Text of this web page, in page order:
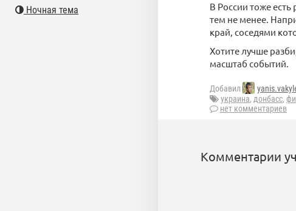
В России тоже
тем не менее.
край, соседями
Хотите лучше
масштаб событий.
Добавил
украина, донбасс,
нет комментариев
Комментарии
Ночная тема